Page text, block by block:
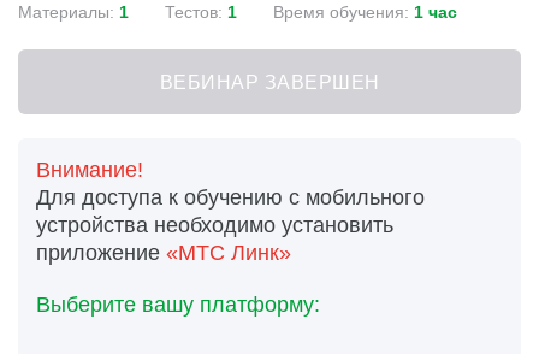
Материалы: 1 Тестов: 1 Время обучения: 1 час
ВЕБИНАР ЗАВЕРШЕН
Внимание!
Для доступа к обучению с мобильного
устройства необходимо установить
приложение «МТС Линк»
Выберите вашу платформу: